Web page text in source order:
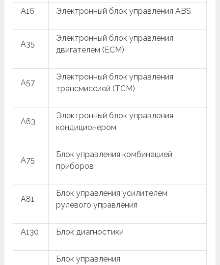
A16 Электронный блок управления ABS
A35
Электронный блок управления
двигателем (ECM)
A57
Электронный блок управления
трансмиссией (TCM)
A63
Электронный блок управления
кондиционером
A75
Блок управления комбинацией
приборов
A81
Блок управления усилителем
рулевого управления
A130 Блок диагностики
Блок управления